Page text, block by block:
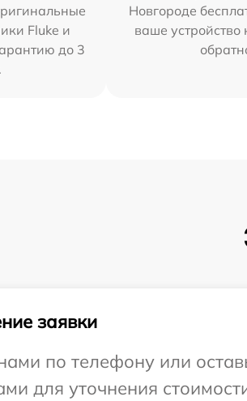
Fluke и
до 3
Новгороде
ваше устройство
заявки
по телефону или
для уточнения